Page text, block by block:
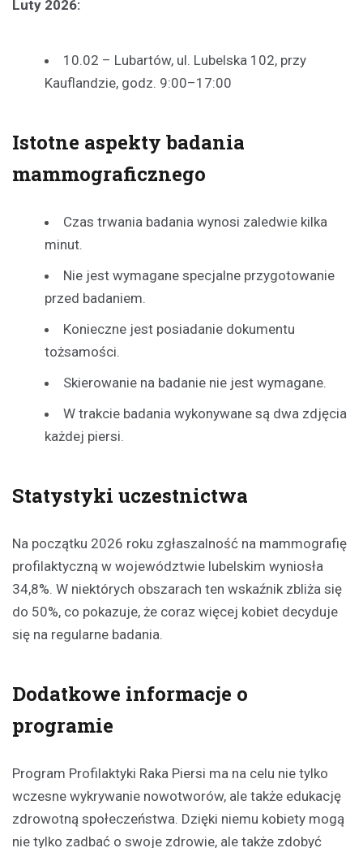
Luty 2026:
10.02 – Lubartów, ul. Lubelska 102, przy
Kauflandzie, godz. 9:00–17:00
Istotne aspekty badania
mammograficznego
Czas trwania badania wynosi zaledwie kilka
minut.
Nie jest wymagane specjalne przygotowanie
przed badaniem.
Konieczne jest posiadanie dokumentu
tożsamości.
Skierowanie na badanie nie jest wymagane.
W trakcie badania wykonywane są dwa zdjęcia
każdej piersi.
Statystyki uczestnictwa
Na początku 2026 roku zgłaszalność na mammografię
profilaktyczną w województwie lubelskim wyniosła
34,8%. W niektórych obszarach ten wskaźnik zbliża się
do 50%, co pokazuje, że coraz więcej kobiet decyduje
się na regularne badania.
Dodatkowe informacje o
programie
Program Profilaktyki Raka Piersi ma na celu nie tylko
wczesne wykrywanie nowotworów, ale także edukację
zdrowotną społeczeństwa. Dzięki niemu kobiety mogą
nie tylko zadbać o swoje zdrowie, ale także zdobyć